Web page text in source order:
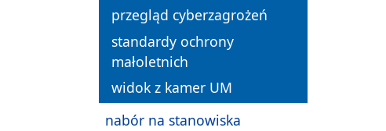
przegląd cyberzagrożeń
standardy ochrony
małoletnich
widok z kamer UM
nabór na stanowiska